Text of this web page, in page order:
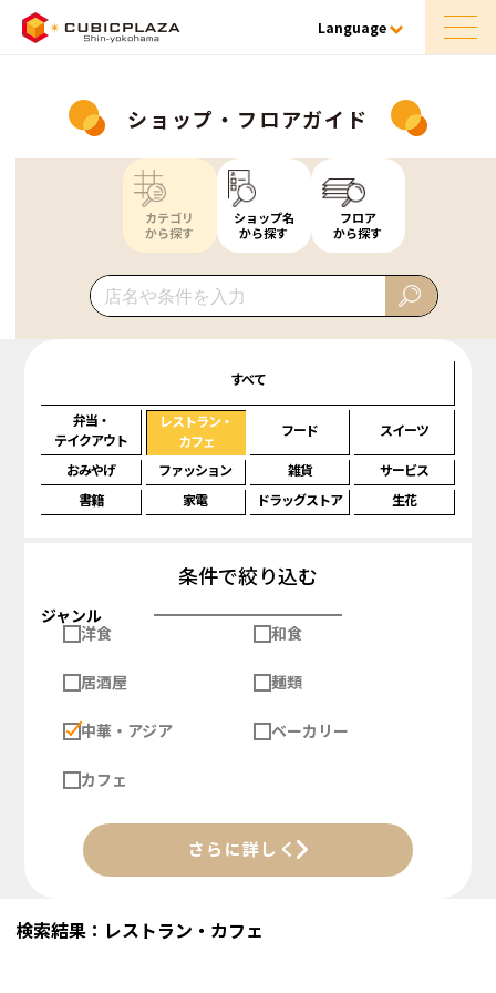
Language
ショップ・フロアガイド
カテゴリ
から探す
ショップ名
から探す
フロア
から探す
すべて
弁当・
テイクアウト
レストラン・
カフェ
フード スイーツ
おみやげ ファッション 雑貨
サービス
書籍
家電 ドラッグストア 生花
条件で絞り込む
ジャンル
洋食
和食
居酒屋 麺類
中華・アジア ベーカリー
カフェ
さらに詳しく
検索結果：レストラン・カフェ